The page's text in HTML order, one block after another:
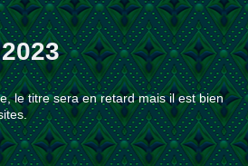
le titre sera en retard mais il est bien